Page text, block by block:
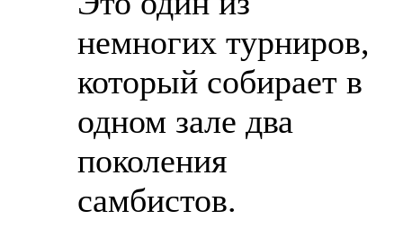
немногих турниров,
который собирает в
одном зале два
поколения
самбистов.